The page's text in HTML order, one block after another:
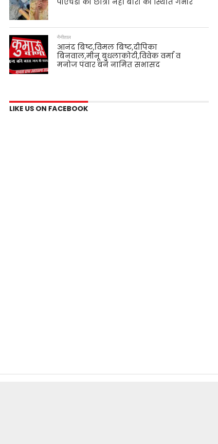
नैनीताल
आनंद बिष्ट,विमल बिष्ट,दीपिका
बिनवाल,मीनू बुधलाकोटी,विवेक वर्मा व
मनोज पंवार बने नामित सभासद
LIKE US ON FACEBOOK